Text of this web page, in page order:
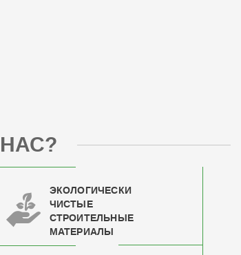
ЭКОЛОГИЧЕСКИ
ЧИСТЫЕ
СТРОИТЕЛЬНЫЕ
МАТЕРИАЛЫ